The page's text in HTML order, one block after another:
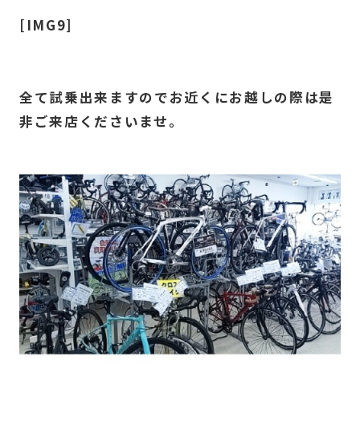
[IMG9]
全て試乗出来ますのでお近くにお越しの際は是
非ご来店くださいませ。